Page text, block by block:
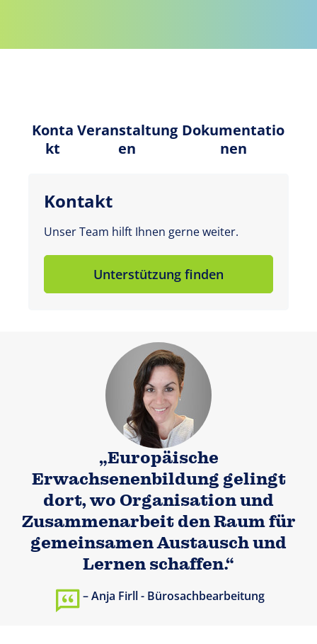
Konta
kt
Veranstaltung
en
Dokumentatio
nen
Kontakt
Unser Team hilft Ihnen gerne weiter.
Unterstützung finden
„Europäische
Erwachsenenbildung gelingt
dort, wo Organisation und
Zusammenarbeit den Raum für
gemeinsamen Austausch und
Lernen schaffen.“
Anja Firll - Bürosachbearbeitung